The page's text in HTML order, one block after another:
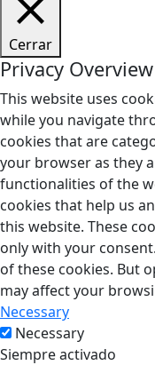
Cerrar
Privacy Overview
This website uses
while you navigate
cookies that are
your browser as they
functionalities of the
cookies that help us
this website. These
only with your
of these cookies. But
may affect your
Necessary
Necessary
Siempre activado